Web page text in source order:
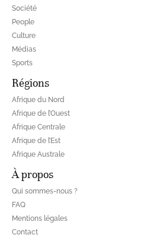
Société
People
Culture
Médias
Sports
Régions
Afrique du Nord
Afrique de l’Ouest
Afrique Centrale
Afrique de l’Est
Afrique Australe
À propos
Qui sommes-nous ?
FAQ
Mentions légales
Contact